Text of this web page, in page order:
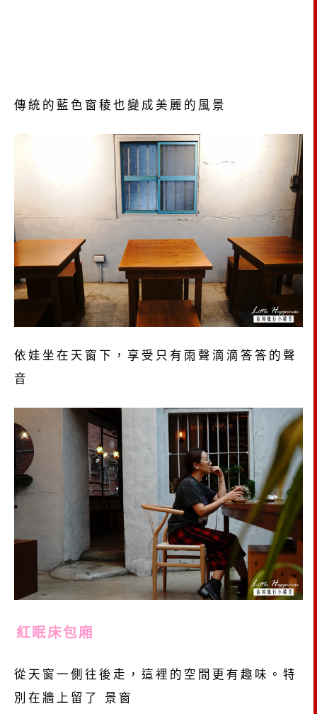
傳統的藍色窗稜也變成美麗的風景
依娃坐在天窗下，享受只有雨聲滴滴答答的聲
音
紅眠床包廂
從天窗一側往後走，這裡的空間更有趣味。特
別在牆上留了 景窗